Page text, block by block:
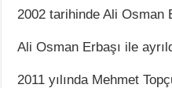
2002 tarihinde Ali Osman
Ali Osman Erbaşı ile
2011 yılında Mehmet